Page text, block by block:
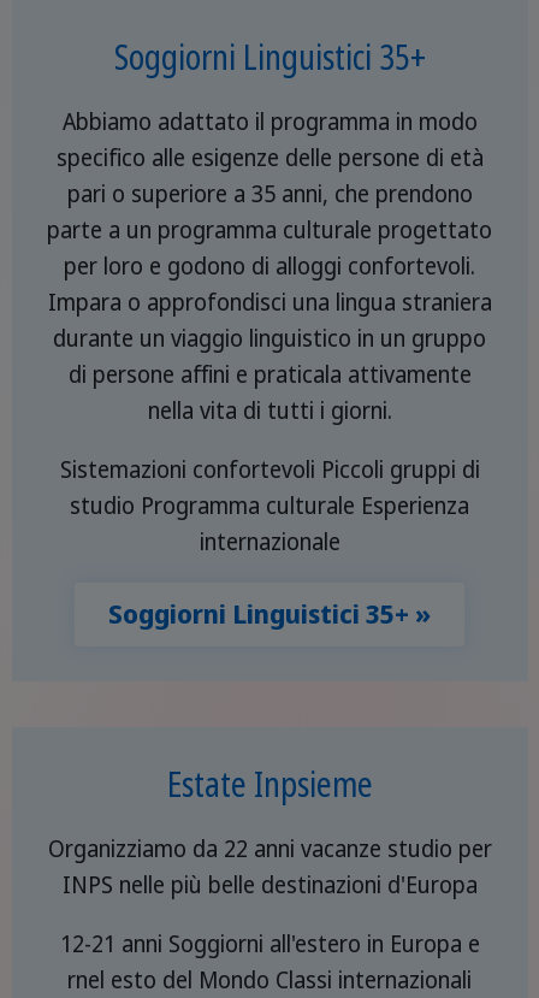
Soggiorni Linguistici 35+
Abbiamo adattato il programma in modo
specifico alle esigenze delle persone di età
pari o superiore a 35 anni, che prendono
parte a un programma culturale progettato
per loro e godono di alloggi confortevoli.
Impara o approfondisci una lingua straniera
durante un viaggio linguistico in un gruppo
di persone affini e praticala attivamente
nella vita di tutti i giorni.
Sistemazioni confortevoli Piccoli gruppi di
studio Programma culturale Esperienza
internazionale
Soggiorni Linguistici 35+ »
Estate Inpsieme
Organizziamo da 22 anni vacanze studio per
INPS nelle più belle destinazioni d'Europa
12-21 anni Soggiorni all'estero in Europa e
rnel esto del Mondo Classi internazionali